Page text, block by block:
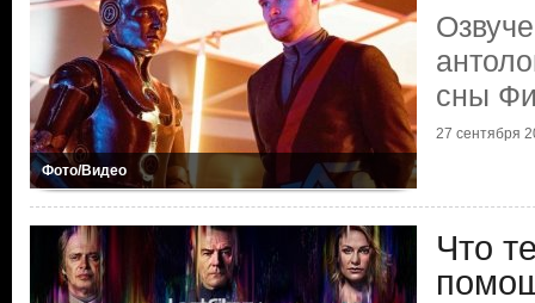
Фото/Видео
сны
27 сентября
Что